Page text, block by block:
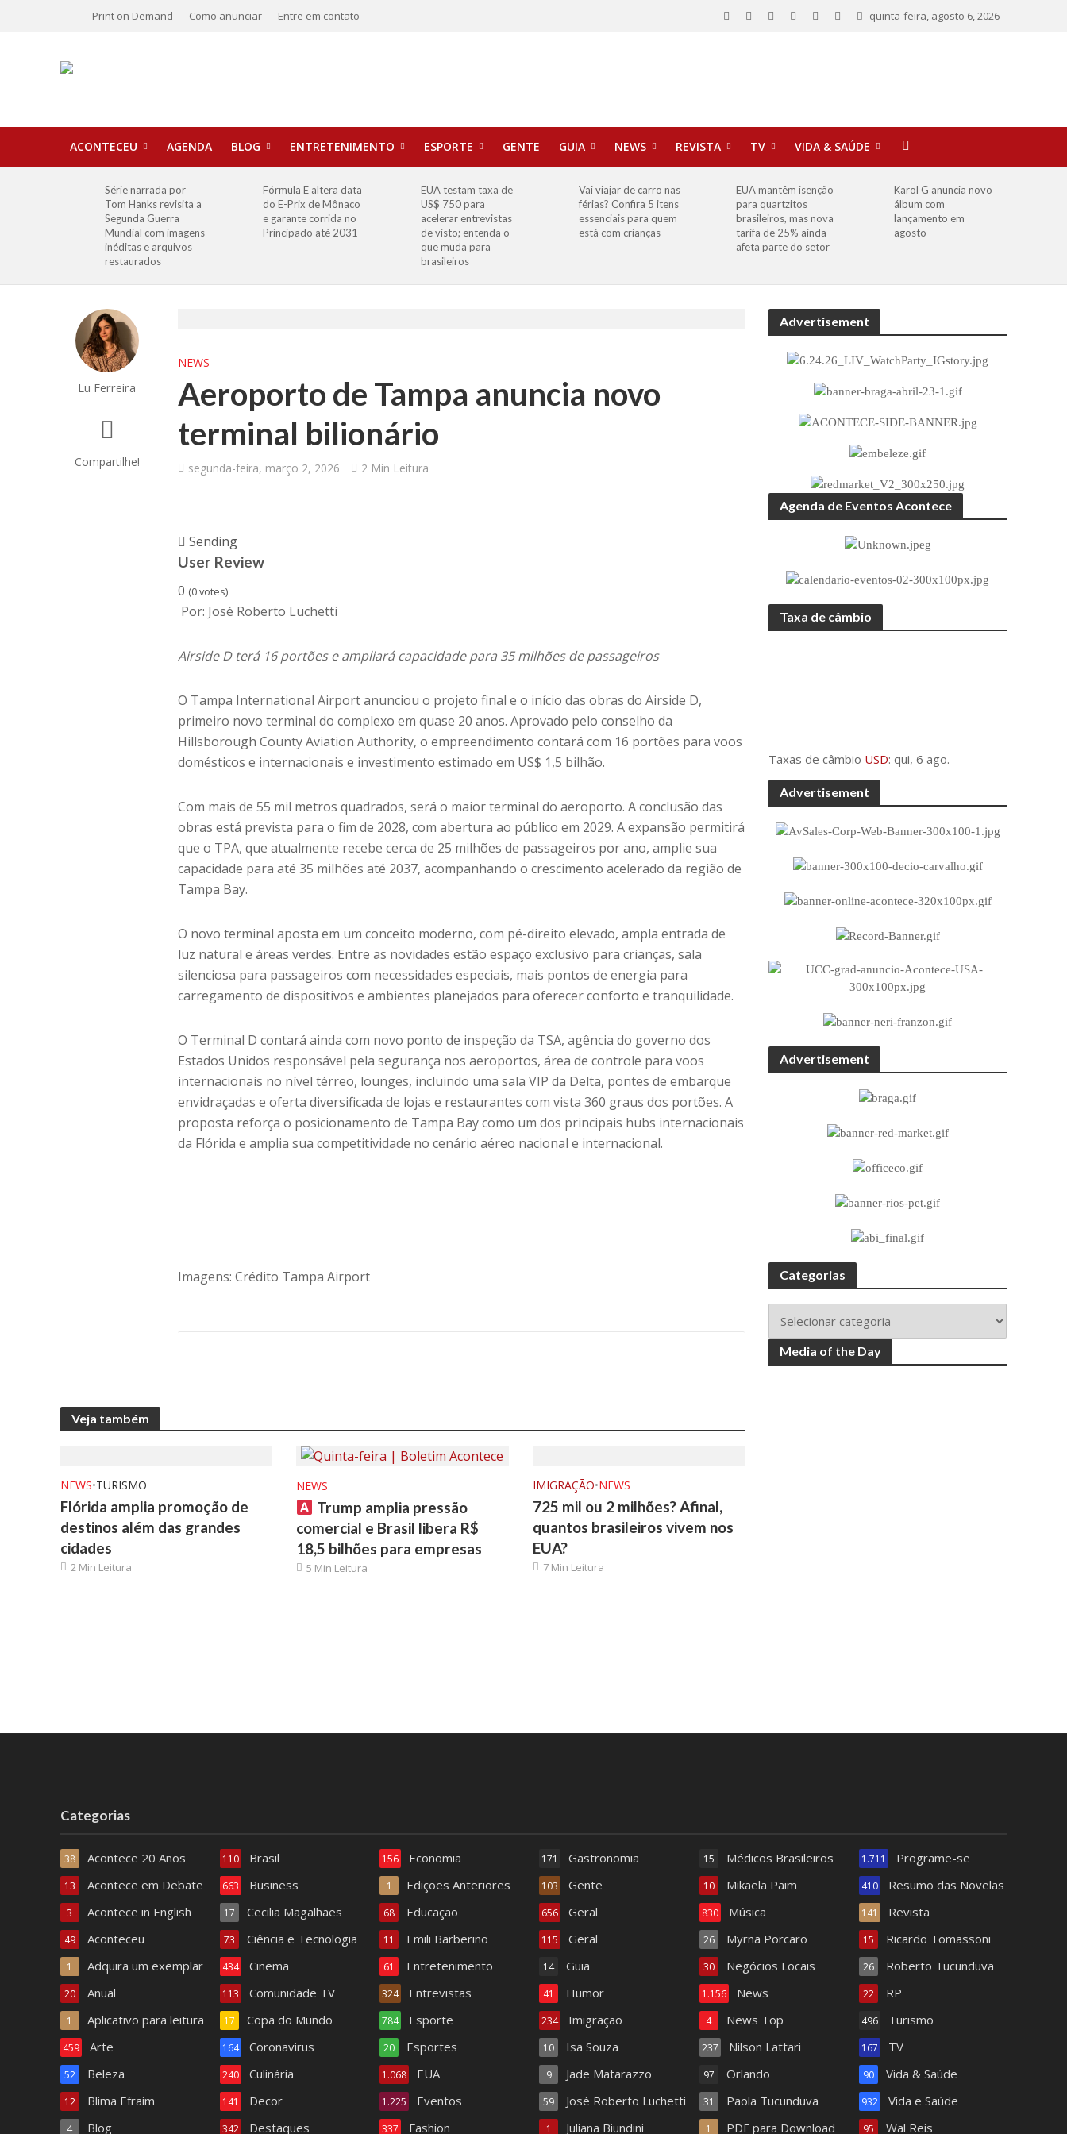
Print on Demand Como anunciar Entre em contato quinta-feira, agosto 6, 2026
ACONTECEU AGENDA BLOG ENTRETENIMENTO ESPORTE GENTE GUIA NEWS REVISTA TV VIDA & SAÚDE
Série narrada por
Tom Hanks revisita a
Segunda Guerra
Mundial com imagens
inéditas e arquivos
restaurados
Fórmula E altera data
do E-Prix de Mônaco
e garante corrida no
Principado até 2031
EUA testam taxa de
US$ 750 para
acelerar entrevistas
de visto; entenda o
que muda para
brasileiros
Vai viajar de carro nas
férias? Confira 5 itens
essenciais para quem
está com crianças
EUA mantêm isenção
para quartzitos
brasileiros, mas nova
tarifa de 25% ainda
afeta parte do setor
Karol G anuncia novo
álbum com
lançamento em
agosto
Lu Ferreira
Compartilhe!
NEWS
Aeroporto de Tampa anuncia novo
terminal bilionário
segunda-feira, março 2, 2026 2 Min Leitura
Sending
User Review
0 (0votes)
Por: José Roberto Luchetti
Airside D terá 16 portões e ampliará capacidade para 35 milhões de passageiros
O Tampa International Airport anunciou o projeto final e o início das obras do Airside D,
primeiro novo terminal do complexo em quase 20 anos. Aprovado pelo conselho da
Hillsborough County Aviation Authority, o empreendimento contará com 16 portões para voos
domésticos e internacionais e investimento estimado em US$ 1,5 bilhão.
Com mais de 55 mil metros quadrados, será o maior terminal do aeroporto. A conclusão das
obras está prevista para o fim de 2028, com abertura ao público em 2029. A expansão permitirá
que o TPA, que atualmente recebe cerca de 25 milhões de passageiros por ano, amplie sua
capacidade para até 35 milhões até 2037, acompanhando o crescimento acelerado da região de
Tampa Bay.
O novo terminal aposta em um conceito moderno, com pé-direito elevado, ampla entrada de
luz natural e áreas verdes. Entre as novidades estão espaço exclusivo para crianças, sala
silenciosa para passageiros com necessidades especiais, mais pontos de energia para
carregamento de dispositivos e ambientes planejados para oferecer conforto e tranquilidade.
O Terminal D contará ainda com novo ponto de inspeção da TSA, agência do governo dos
Estados Unidos responsável pela segurança nos aeroportos, área de controle para voos
internacionais no nível térreo, lounges, incluindo uma sala VIP da Delta, pontes de embarque
envidraçadas e oferta diversificada de lojas e restaurantes com vista 360 graus dos portões. A
proposta reforça o posicionamento de Tampa Bay como um dos principais hubs internacionais
da Flórida e amplia sua competitividade no cenário aéreo nacional e internacional.
Imagens: Crédito Tampa Airport
Veja também
NEWS•TURISMO
Flórida amplia promoção de
destinos além das grandes
cidades
2 Min Leitura
NEWS
Trump amplia pressão
comercial e Brasil libera R$
18,5 bilhões para empresas
5 Min Leitura
IMIGRAÇÃO•NEWS
725 mil ou 2 milhões? Afinal,
quantos brasileiros vivem nos
EUA?
7 Min Leitura
Advertisement
Agenda de Eventos Acontece
Taxa de câmbio
Taxas de câmbio USD: qui, 6 ago.
Advertisement
Advertisement
Categorias
Media of the Day
Categorias
Acontece 20 Anos
38
Acontece em Debate
13
Acontece in English
3
Aconteceu
49
Adquira um exemplar
1
Anual
20
Aplicativo para leitura
1
Arte
459
Beleza
52
Blima Efraim
12
Blog
4
Brasil
110
Business
663
Cecilia Magalhães
17
Ciência e Tecnologia
73
Cinema
434
Comunidade TV
113
Copa do Mundo
17
Coronavirus
164
Culinária
240
Decor
141
Destaques
342
Economia
156
Edições Anteriores
1
Educação
68
Emili Barberino
11
Entretenimento
61
Entrevistas
324
Esporte
784
Esportes
20
EUA
1.068
Eventos
1.225
Fashion
337
Gastronomia
171
Gente
103
Geral
656
Geral
115
Guia
14
Humor
41
Imigração
234
Isa Souza
10
Jade Matarazzo
9
José Roberto Luchetti
59
Juliana Biundini
1
Médicos Brasileiros
15
Mikaela Paim
10
Música
830
Myrna Porcaro
26
Negócios Locais
30
News
1.156
News Top
4
Nilson Lattari
237
Orlando
97
Paola Tucunduva
31
PDF para Download
1
Programe-se
1.711
Resumo das Novelas
410
Revista
141
Ricardo Tomassoni
15
Roberto Tucunduva
26
RP
22
Turismo
496
TV
167
Vida & Saúde
90
Vida e Saúde
932
Wal Reis
95